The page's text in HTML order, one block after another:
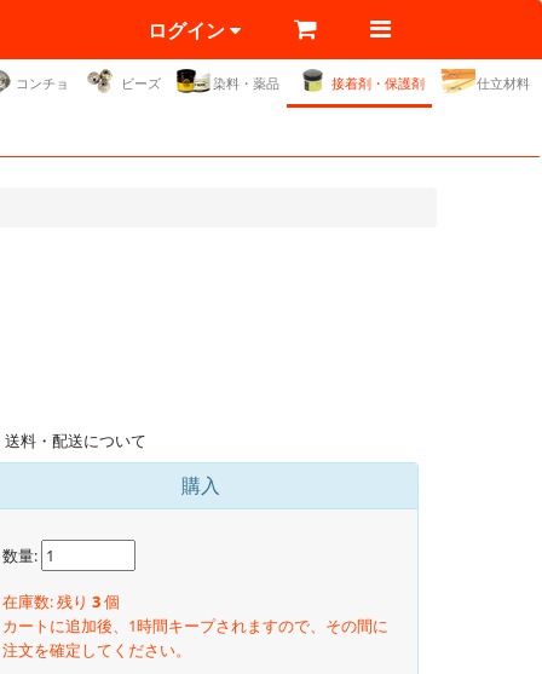
ログイン
コンチョ ビーズ 染料・薬品 接着剤・保護剤 仕立材料
送料・配送について
購入
数量:
在庫数: 残り 3個
カートに追加後、1時間キープされますので、その間に
注文を確定してください。